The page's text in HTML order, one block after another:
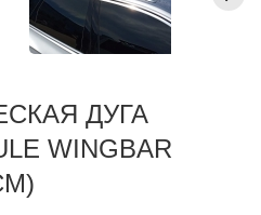
ДУГА
WINGBAR